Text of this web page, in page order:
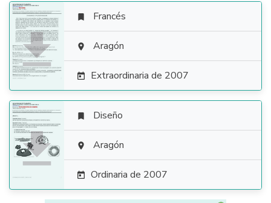

 Francés
 Aragón
 Extraordinaria de 2007

 Diseño
 Aragón
 Ordinaria de 2007